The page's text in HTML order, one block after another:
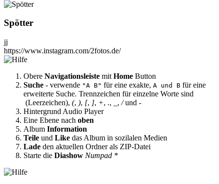
Spötter
jj
https://www.instagram.com/2fotos.de/
Obere Navigationsleiste mit Home Button
Suche - verwende "A B" für eine exakte, A und B für eine
erweiterte Suche. Trennzeichen für einzelne Worte sind
(Leerzeichen), (, ), [, ], +, ., , /und -
Hintergrund Audio Player
Eine Ebene nach oben
Album Information
Teile und Like das Album in sozilalen Medien
Lade den aktuellen Ordner als ZIP-Datei
Starte die Diashow Numpad *